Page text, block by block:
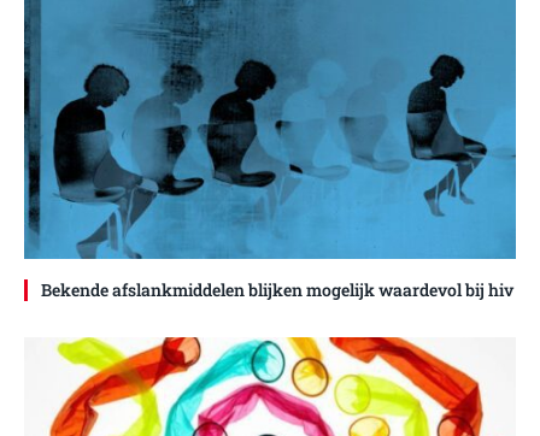
Bekende afslankmiddelen blijken mogelijk waardevol bij hiv